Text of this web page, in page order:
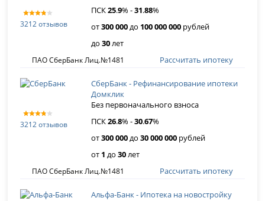
3212 отзывов
ПСК25.9% -31.88%
от300 000до 100 000 000 рублей
до30лет
ПАО СберБанк Лиц.№1481 Рассчитать ипотеку
3212 отзывов
СберБанк - Рефинансирование ипотеки
Домклик
Без первоначального взноса
ПСК26.8% -30.67%
от300 000до30 000 000 рублей
от 1 до30лет
ПАО СберБанк Лиц.№1481 Рассчитать ипотеку
Альфа-Банк - Ипотека на новостройку